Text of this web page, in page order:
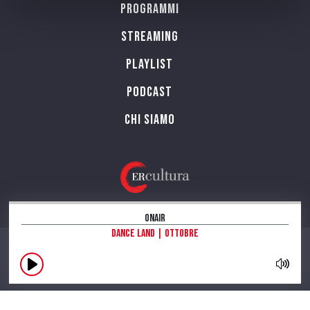
OnAir
Dance land | Ottobre
Programmi
Streaming
Playlist
PODCAST
Chi siamo